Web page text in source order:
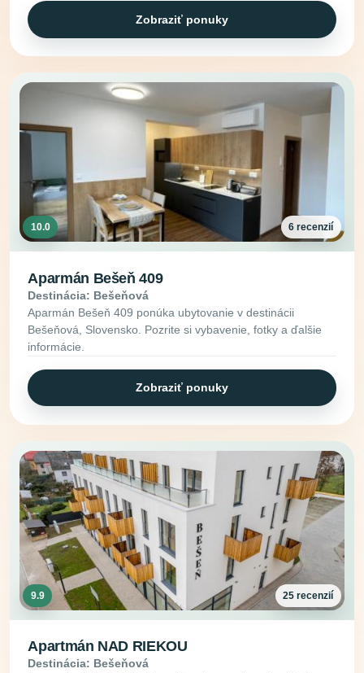
Zobraziť ponuky
10.0 6 recenzií
Aparmán Bešeň 409
Destinácia: Bešeňová
Aparmán Bešeň 409 ponúka ubytovanie v destinácii
Bešeňová, Slovensko. Pozrite si vybavenie, fotky a ďalšie
informácie.
Zobraziť ponuky
9.9 25 recenzií
Apartmán NAD RIEKOU
Destinácia: Bešeňová